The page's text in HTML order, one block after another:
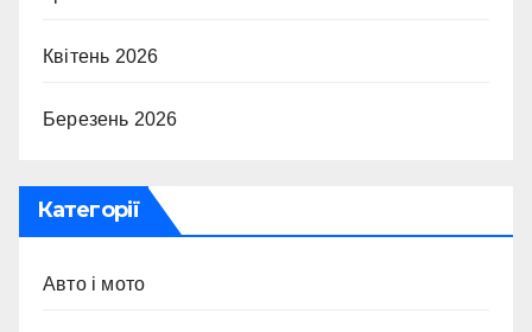
Квітень 2026
Березень 2026
Категорії
Авто і мото